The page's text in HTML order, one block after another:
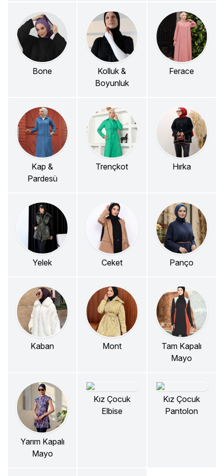
Bone
Kolluk &
Boyunluk
Ferace
Kap &
Pardesü
Trençkot Hırka
Yelek Ceket Panço
Kaban Mont
Tam Kapalı
Mayo
Yarım Kapalı
Mayo
Kız Çocuk
Elbise
Kız Çocuk
Pantolon